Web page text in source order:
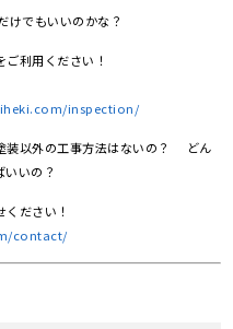
けでもいいのかな？
利用ください！
inspection/
装以外の工事方法はないの？ どん
いの？
ださい！
contact/